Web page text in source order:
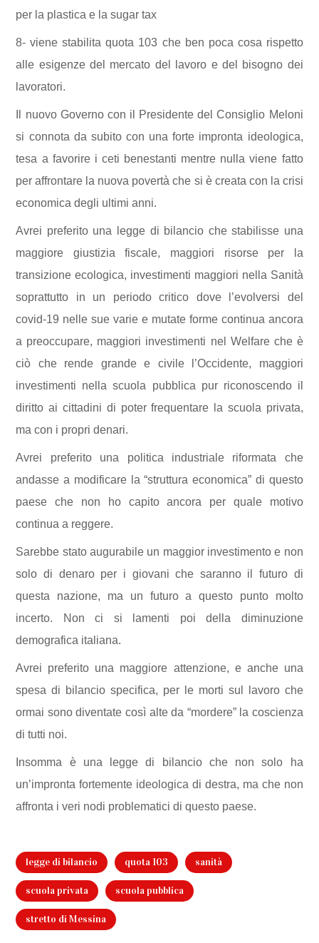
per la plastica e la sugar tax
8- viene stabilita quota 103 che ben poca cosa rispetto
alle esigenze del mercato del lavoro e del bisogno dei
lavoratori.
Il nuovo Governo con il Presidente delConsiglio Meloni
si connota da subito con una forte impronta ideologica,
tesa a favorire i ceti benestanti mentre nulla viene fatto
per affrontare la nuova povertà che si è creata con la crisi
economicadegli ultimi anni.
Avrei preferito una legge di bilancio che stabilisse una
maggiore giustizia fiscale, maggiori risorse per la
transizione ecologica, investimenti maggiori nella Sanità
soprattutto in un periodo critico dove l’evolversi del
covid-19 nelle sue varie e mutate formecontinua ancora
a preoccupare, maggiori investimenti nel Welfareche è
ciò che rende grandee civile l’Occidente, maggiori
investimenti nella scuola pubblica pur riconoscendo il
diritto ai cittadini di poter frequentare la scuola privata,
ma con i propri denari.
Avrei preferito una politica industriale riformata che
andasse a modificare la “struttura economica” di questo
paese che non ho capito ancora per quale motivo
continua a reggere.
Sarebbe statoaugurabile un maggior investimentoe non
solo di denaro per i giovani che saranno i
futuro di
questa nazione, ma un futuro a questo punto molto
incerto.
Non ci si lamenti poi della diminuzione
demografica italiana.
Avrei preferito una maggiore attenzione, e anche una
spesa di bilancio specifica, per le morti sul lavoro che
ormai sono diventate così alte da “mordere” la coscienza
di tutti noi.
Insomma è una legge di bilancio che non solo
ha
un’impronta fortemente ideologica di destra, ma che non
affronta i veri nodi problematici di questo paese.
legge di bilancio quota 103 sanità
scuola privata scuola pubblica
stretto di Messina